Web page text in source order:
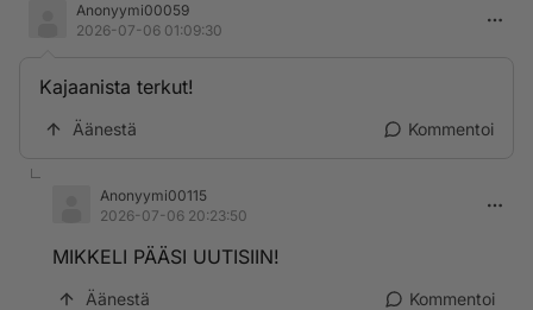
Anonyymi00059
2026-07-06 01:09:30
Kajaanista terkut!
Äänestä Kommentoi
Anonyymi00115
2026-07-06 20:23:50
MIKKELI PÄÄSI UUTISIIN!
Äänestä Kommentoi